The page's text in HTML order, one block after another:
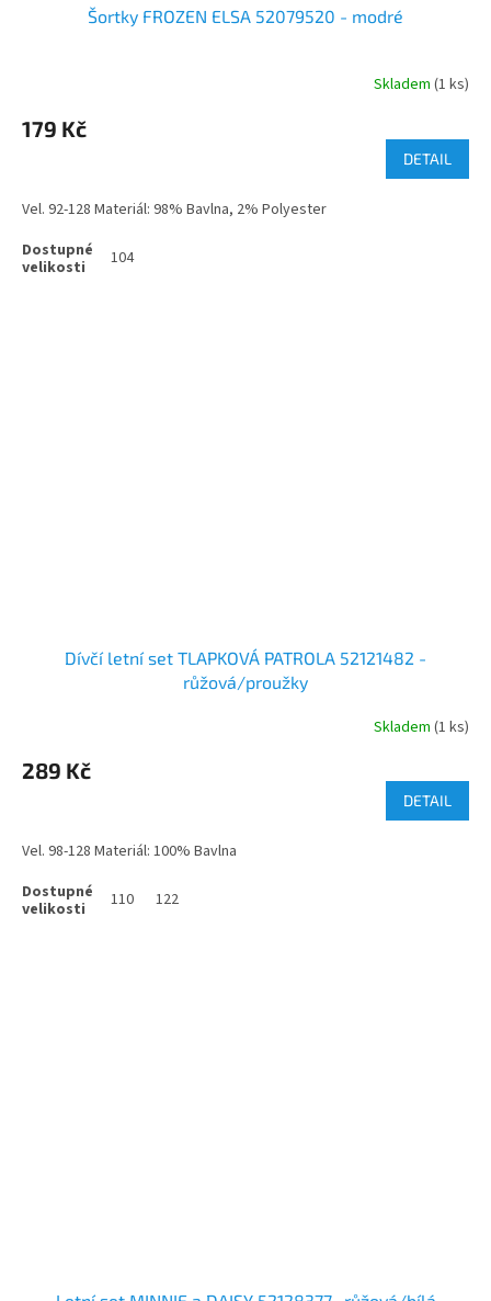
Šortky FROZEN ELSA 52079520 - modré
Skladem (1 ks)
179 Kč
DETAIL
Vel. 92-128 Materiál: 98% Bavlna, 2% Polyester
104
Dívčí letní set TLAPKOVÁ PATROLA 52121482 -
růžová/proužky
Skladem (1 ks)
289 Kč
DETAIL
Vel. 98-128 Materiál: 100% Bavlna
110 122